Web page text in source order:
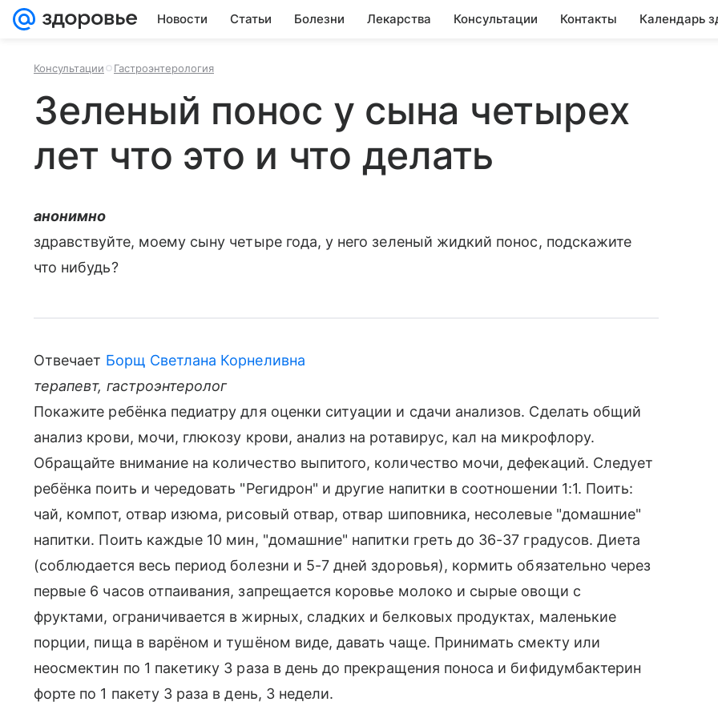
Новости Статьи Болезни Лекарства Консультации Контакты Календарь
Консультации Гастроэнтерология
Зеленый понос у сына четырех
лет что это и что делать
анонимно
здравствуйте, моему сыну четыре года, у него зеленый жидкий понос, подскажите
что нибудь?
Отвечает Борщ Светлана Корнеливна
терапевт, гастроэнтеролог
Покажите ребёнка педиатру для оценки ситуации и сдачи анализов. Сделать общий
анализ крови, мочи, глюкозу крови, анализ на ротавирус, кал на микрофлору.
Обращайте внимание на количество выпитого, количество мочи, дефекаций. Следует
ребёнка поить и чередовать "Регидрон" и другие напитки в соотношении 1:1. Поить:
чай, компот, отвар изюма, рисовый отвар, отвар шиповника, несолевые "домашние"
напитки. Поить каждые 10 мин, "домашние" напитки греть до 36-37 градусов. Диета
(соблюдается весь период болезни и 5-7 дней здоровья), кормить обязательно через
первые 6 часов отпаивания, запрещается коровье молоко и сырые овощи с
фруктами, ограничивается в жирных, сладких и белковых продуктах, маленькие
порции, пища в варёном и тушёном виде, давать чаще. Принимать смекту или
неосмектин по 1 пакетику 3 раза в день до прекращения поноса и бифидумбактерин
форте по 1 пакету 3 раза в день, 3 недели.